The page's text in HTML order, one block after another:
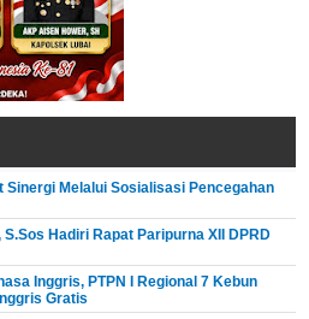
Sinergi Melalui Sosialisasi Pencegahan
Hadiri Rapat Paripurna XII DPRD
Inggris, PTPN I Regional 7 Kebun
Gratis